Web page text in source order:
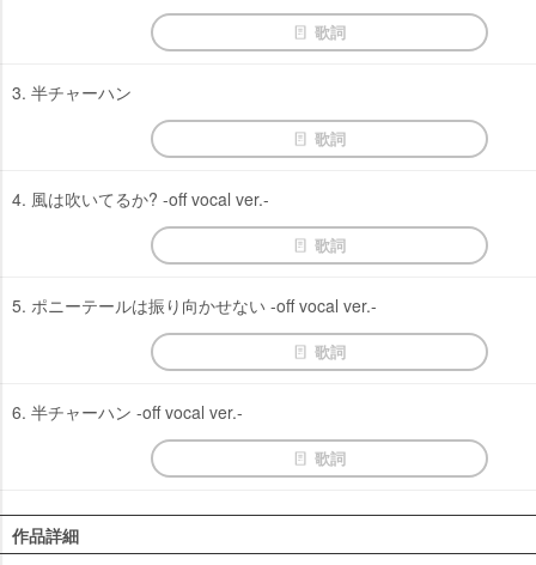
歌詞
3. 半チャーハン
歌詞
4. 風は吹いてるか? -off vocal ver.-
歌詞
5. ポニーテールは振り向かせない -off vocal ver.-
歌詞
6. 半チャーハン -off vocal ver.-
歌詞
作品詳細